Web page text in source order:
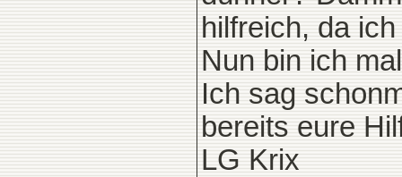
hilfreich, da
Nun bin ich
Ich sag
bereits eure
LG Krix